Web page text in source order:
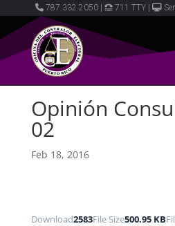
787.332.2050 711 TTY
Opinión
02
Feb 18, 2016
Download2583File Size500.95 KB